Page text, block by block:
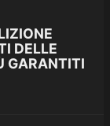
DELLE
GARANTITI